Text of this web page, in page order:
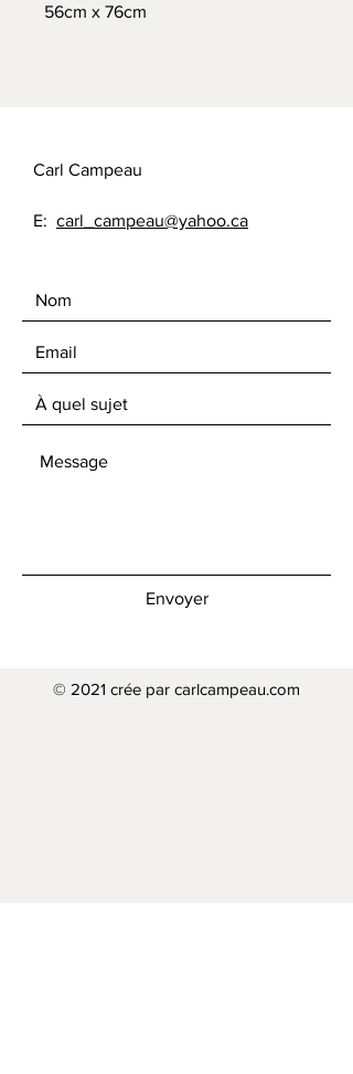
56cm x 76cm
Carl Campeau
E: carl_campeau@yahoo.ca
Envoyer
© 2021 crée par carlcampeau.com